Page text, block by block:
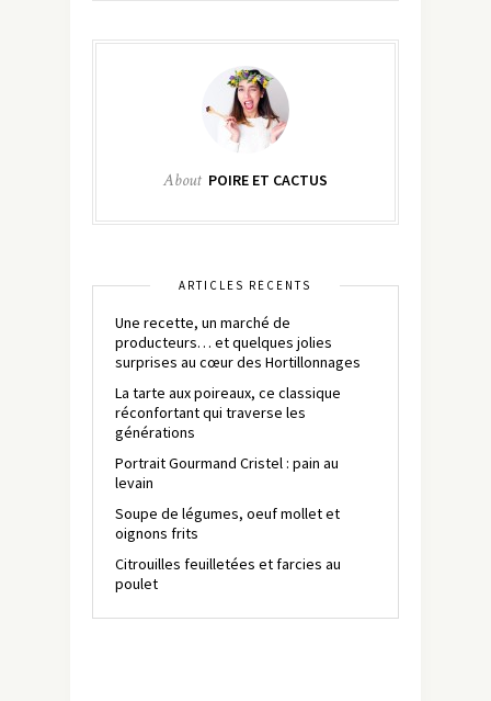
About POIRE ET CACTUS
ARTICLES RÉCENTS
Une recette, un marché de
producteurs… et quelques jolies
surprises au cœur des Hortillonnages
La tarte aux poireaux, ce classique
réconfortant qui traverse les
générations
Portrait Gourmand Cristel : pain au
levain
Soupe de légumes, oeuf mollet et
oignons frits
Citrouilles feuilletées et farcies au
poulet